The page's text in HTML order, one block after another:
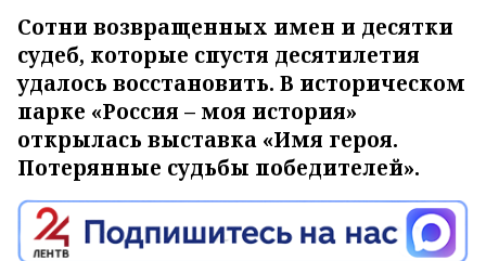
Сотни возвращенных имен и десятки
судеб, которые спустя десятилетия
удалось восстановить. В историческом
парке «Россия – моя история»
открылась выставка «Имя героя.
Потерянные судьбы победителей».